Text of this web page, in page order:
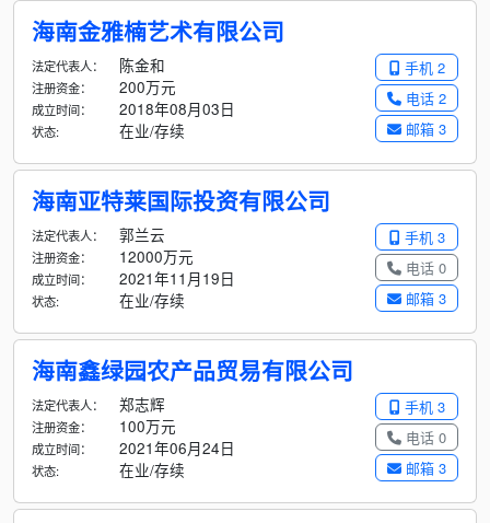
海南金雅楠艺术有限公司
手机 2
电话 2
邮箱 3
法定代表人： 陈金和
注册资金： 200万元
成立时间： 2018年08月03日
状态: 在业/存续
海南亚特莱国际投资有限公司
手机 3
电话 0
邮箱 3
法定代表人： 郭兰云
注册资金： 12000万元
成立时间： 2021年11月19日
状态: 在业/存续
海南鑫绿园农产品贸易有限公司
手机 3
电话 0
邮箱 3
法定代表人： 郑志辉
注册资金： 100万元
成立时间： 2021年06月24日
状态: 在业/存续